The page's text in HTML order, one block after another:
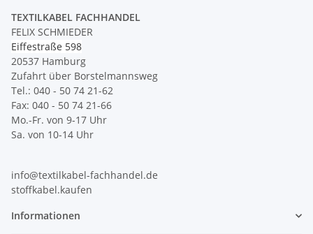
TEXTILKABEL FACHHANDEL
FELIX SCHMIEDER
Eiffestraße 598
20537 Hamburg
Zufahrt über Borstelmannsweg
Tel.: 040 - 50 74 21-62
Fax: 040 - 50 74 21-66
Mo.-Fr. von 9-17 Uhr
Sa. von 10-14 Uhr
info@textilkabel-fachhandel.de
stoffkabel.kaufen
Informationen